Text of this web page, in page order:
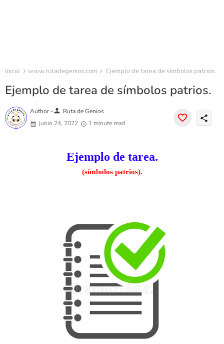
Inicio www.rutadegenios.com Ejemplo de tarea de símbolos patrios.
Ejemplo de tarea de símbolos patrios.
Author -person Ruta de Genios
junio 24, 2022
1 minute read
share
Ejemplo de tarea.
(símbolos patrios).